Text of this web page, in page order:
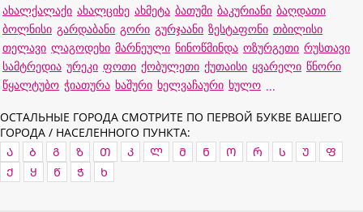
ახალქალაქი ახალციხე ახმეტა ბათუმი ბაკურიანი ბაღდათი
ბოლნისი გარდაბანი გორი გურჯაანი ზესტაფონი თბილისი
თელავი ლაგოდეხი მარნეული ნინოწმინდა ოზურგეთი რუსთავი
სამტრედია ურეკი ფოთი ქობულეთი ქუთაისი ყვარელი წნორი
წყალტუბო ჭიათურა ხაშური ხელვაჩაური ხულო ...
ОСТАЛЬНЫЕ ГОРОДА СМОТРИТЕ ПО ПЕРВОЙ БУКВЕ ВАШЕГО
ГОРОДА / НАСЕЛЕННОГО ПУНКТА:
Ა
Ბ Გ Ზ Თ Კ Ლ Მ Ნ Ო Რ Ს Უ
Ფ
Ქ
Ყ Წ Ჭ Ხ